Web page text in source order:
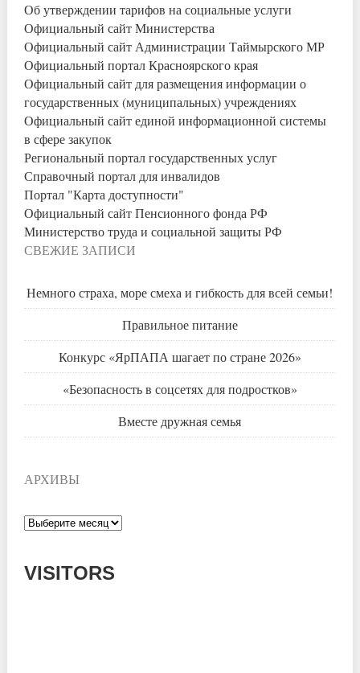
Об утверждении тарифов на социальные услуги
Официальный сайт Министерства
Официальный сайт Администрации Таймырского МР
Официальный портал Красноярского края
Официальный сайт для размещения информации о
государственных (муниципальных) учреждениях
Официальный сайт единой информационной системы
в сфере закупок
Региональный портал государственных услуг
Справочный портал для инвалидов
Портал "Карта доступности"
Официальный сайт Пенсионного фонда РФ
Министерство труда и социальной защиты РФ
СВЕЖИЕ ЗАПИСИ
Немного страха, море смеха и гибкость для всей семьи!
Правильное питание
Конкурс «ЯрПАПА шагает по стране 2026»
«Безопасность в соцсетях для подростков»
Вместе дружная семья
АРХИВЫ
Архивы
VISITORS